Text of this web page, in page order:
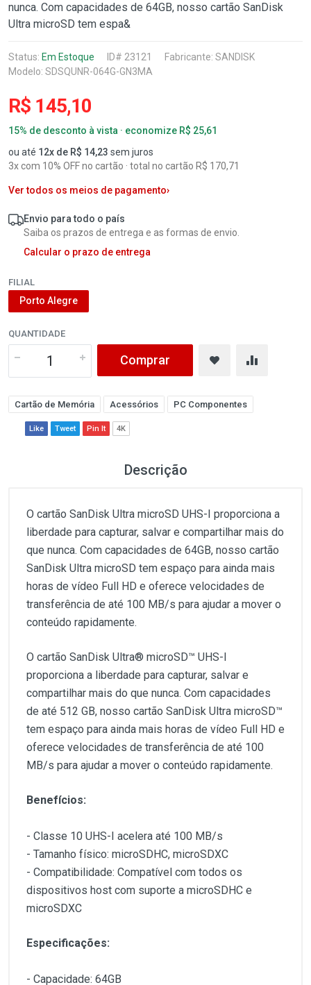
nunca. Com capacidades de 64GB, nosso cartão SanDisk
Ultra microSD tem espa&
Status: Em Estoque ID# 23121 Fabricante: SANDISK
Modelo: SDSQUNR-064G-GN3MA
R$ 145,10
15% de desconto à vista · economize R$ 25,61
ou até 12x de R$ 14,23 sem juros
3x com 10% OFF no cartão · total no cartão R$ 170,71
Ver todos os meios de pagamento›
Envio para todo o país
Saiba os prazos de entrega e as formas de envio.
Calcular o prazo de entrega
FILIAL
Porto Alegre
QUANTIDADE
Comprar
Cartão de Memória Acessórios PC Componentes
Like Tweet Pin It 4K
Descrição
O cartão SanDisk Ultra microSD UHS-I proporciona a
liberdade para capturar, salvar e compartilhar mais do
que nunca. Com capacidades de 64GB, nosso cartão
SanDisk Ultra microSD tem espaço para ainda mais
horas de vídeo Full HD e oferece velocidades de
transferência de até 100 MB/s para ajudar a mover o
conteúdo rapidamente.
O cartão SanDisk Ultra® microSD™ UHS-I
proporciona a liberdade para capturar, salvar e
compartilhar mais do que nunca. Com capacidades
de até 512 GB, nosso cartão SanDisk Ultra microSD™
tem espaço para ainda mais horas de vídeo Full HD e
oferece velocidades de transferência de até 100
MB/s para ajudar a mover o conteúdo rapidamente.
Benefícios:
- Classe 10 UHS-I acelera até 100 MB/s
- Tamanho físico: microSDHC, microSDXC
- Compatibilidade: Compatível com todos os
dispositivos host com suporte a microSDHC e
microSDXC
Especificações:
- Capacidade: 64GB